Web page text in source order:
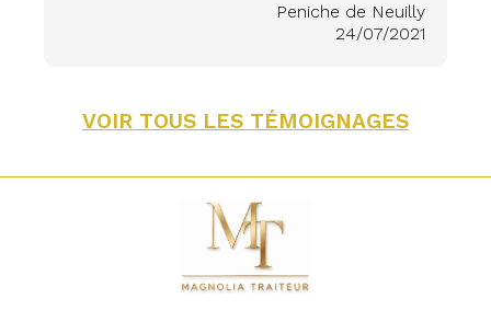
Peniche de Neuilly
24/07/2021
VOIR TOUS LES TÉMOIGNAGES